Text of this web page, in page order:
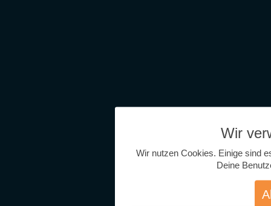
Wir
Wir nutzen Cookies. Einige sind
Deine